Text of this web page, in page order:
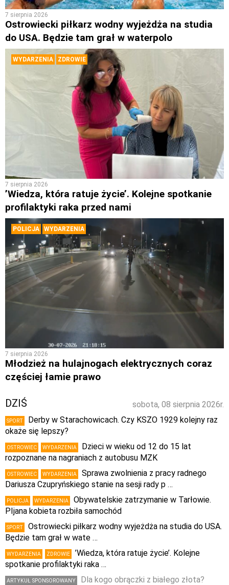
7 sierpnia 2026
Ostrowiecki piłkarz wodny wyjeżdża na studia
do USA. Będzie tam grał w waterpolo
WYDARZENIA ZDROWIE
7 sierpnia 2026
’Wiedza, która ratuje życie’. Kolejne spotkanie
profilaktyki raka przed nami
POLICJA WYDARZENIA
7 sierpnia 2026
Młodzież na hulajnogach elektrycznych coraz
częściej łamie prawo
sobota, 08 sierpnia 2026r.
DZIŚ
SPORT
Derby w Starachowicach. Czy KSZO 1929 kolejny raz
okaże się lepszy?
OSTROWIEC WYDARZENIA
Dzieci w wieku od 12 do 15 lat
rozpoznane na nagraniach z autobusu MZK
OSTROWIEC WYDARZENIA
Sprawa zwolnienia z pracy radnego
Dariusza Czupryńskiego stanie na sesji rady p …
POLICJA WYDARZENIA
Obywatelskie zatrzymanie w Tarłowie.
PIjana kobieta rozbiła samochód
SPORT
Ostrowiecki piłkarz wodny wyjeżdża na studia do USA.
Będzie tam grał w wate …
WYDARZENIA ZDROWIE
’Wiedza, która ratuje życie’. Kolejne
spotkanie profilaktyki raka …
ARTYKUŁ SPONSOROWANY
Dla kogo obrączki z białego złota?